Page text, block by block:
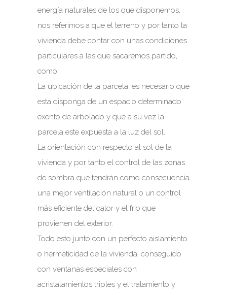
energía naturales de los que disponemos,
nos referimos a que el terreno y por tanto la
vivienda debe contar con unas condiciones
particulares a las que sacaremos partido,
como:
La ubicación de la parcela, es necesario que
esta disponga de un espacio determinado
exento de arbolado y que a su vez la
parcela este expuesta a la luz del sol.
La orientación con respecto al sol de la
vivienda y por tanto el control de las zonas
de sombra que tendrán como consecuencia
una mejor ventilación natural o un control
más eficiente del calor y el frio que
provienen del exterior.
Todo esto junto con un perfecto aislamiento
o hermeticidad de la vivienda, conseguido
con ventanas especiales con
acristalamientos triples y el tratamiento y